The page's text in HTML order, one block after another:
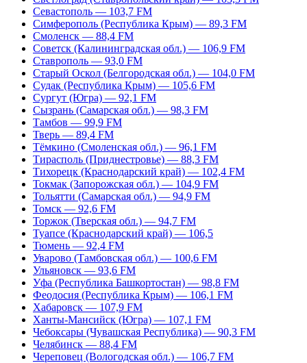
Севастополь — 103,7 FM
Симферополь (Республика Крым) — 89,3 FM
Смоленск — 88,4 FM
Советск (Калининградская обл.) — 106,9 FM
Ставрополь — 93,0 FM
Старый Оскол (Белгородская обл.) — 104,0 FM
Судак (Республика Крым) — 105,6 FM
Сургут (Югра) — 92,1 FM
Сызрань (Самарская обл.) — 98,3 FM
Тамбов — 99,9 FM
Тверь — 89,4 FM
Тёмкино (Смоленская обл.) — 96,1 FM
Тирасполь (Приднестровье) — 88,3 FM
Тихорецк (Краснодарский край) — 102,4 FM
Токмак (Запорожская обл.) — 104,9 FM
Тольятти (Самарская обл.) — 94,9 FM
Томск — 92,6 FM
Торжок (Тверская обл.) — 94,7 FM
Туапсе (Краснодарский край) — 106,5
Тюмень — 92,4 FM
Уварово (Тамбовская обл.) — 100,6 FM
Ульяновск — 93,6 FM
Уфа (Республика Башкортостан) — 98,8 FM
Феодосия (Республика Крым) — 106,1 FM
Хабаровск — 107,9 FM
Ханты-Мансийск (Югра) — 107,1 FM
Чебоксары (Чувашская Республика) — 90,3 FM
Челябинск — 88,4 FM
Череповец (Вологодская обл.) — 106,7 FM